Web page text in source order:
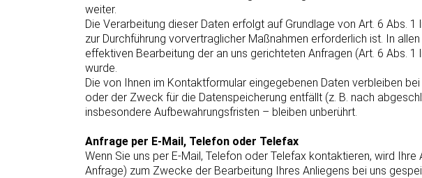
weiter.
Die Verarbeitung dieser Daten erfolgt auf Grundlage von Art. 6 Abs.
zur Durchführung vorvertraglicher Maßnahmen erforderlich ist. In
effektiven Bearbeitung der an uns gerichteten Anfragen (Art. 6 Abs.
wurde.
Die von Ihnen im Kontaktformular eingegebenen Daten verbleiben
oder der Zweck für die Datenspeicherung entfällt (z. B. nach
insbesondere Aufbewahrungsfristen – bleiben unberührt.
Anfrage per E-Mail, Telefon oder Telefax
Wenn Sie uns per E-Mail, Telefon oder Telefax kontaktieren, wird
Anfrage) zum Zwecke der Bearbeitung Ihres Anliegens bei uns